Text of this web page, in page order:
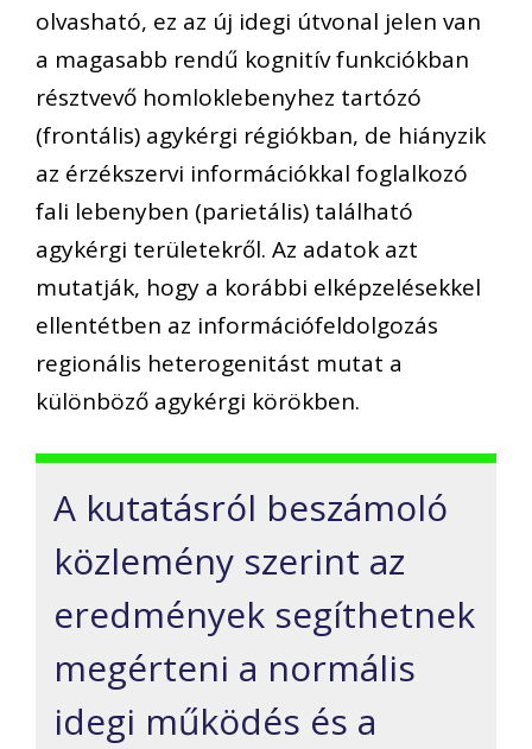
olvasható, ez az új idegi útvonal jelen van
a magasabb rendű kognitív funkciókban
résztvevő homloklebenyhez tartózó
(frontális) agykérgi régiókban, de hiányzik
az érzékszervi információkkal foglalkozó
fali lebenyben (parietális) található
agykérgi területekről. Az adatok azt
mutatják, hogy a korábbi elképzelésekkel
ellentétben az információfeldolgozás
regionális heterogenitást mutat a
különböző agykérgi körökben.
A kutatásról beszámoló
közlemény szerint az
eredmények segíthetnek
megérteni a normális
idegi működés és a